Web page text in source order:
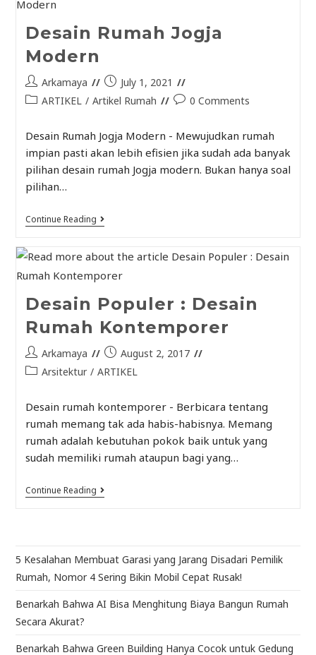
Desain Rumah Jogja
Modern
Arkamaya
July 1, 2021
ARTIKEL / Artikel Rumah 0 Comments
Desain Rumah Jogja Modern - Mewujudkan rumah
impian pasti akan lebih efisien jika sudah ada banyak
pilihan desain rumah Jogja modern. Bukan hanya soal
pilihan…
Continue Reading
Desain Populer : Desain
Rumah Kontemporer
Arkamaya
August 2, 2017
Arsitektur / ARTIKEL
Desain rumah kontemporer - Berbicara tentang
rumah memang tak ada habis-habisnya. Memang
rumah adalah kebutuhan pokok baik untuk yang
sudah memiliki rumah ataupun bagi yang…
Continue Reading
5 Kesalahan Membuat Garasi yang Jarang Disadari Pemilik
Rumah, Nomor 4 Sering Bikin Mobil Cepat Rusak!
Benarkah Bahwa AI Bisa Menghitung Biaya Bangun Rumah
Secara Akurat?
Benarkah Bahwa Green Building Hanya Cocok untuk Gedung